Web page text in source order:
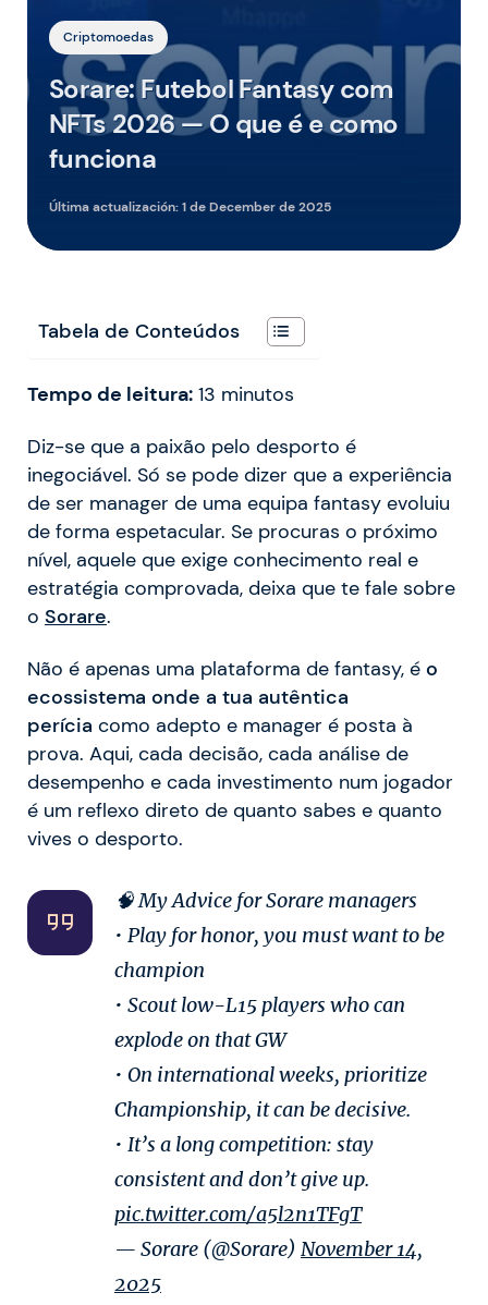
Criptomoedas
Sorare: Futebol Fantasy com
NFTs 2026 — O que é e como
funciona
Última actualización:1 de December de 2025
Tabela de Conteúdos
Tempo de leitura: 13 minutos
Diz-se que a paixão pelo desporto é
inegociável. Só se pode dizer que a experiência
de ser manager de uma equipa fantasy evoluiu
de forma espetacular. Se procuras o próximo
nível, aquele que exige conhecimento real e
estratégia comprovada, deixa que te fale sobre
o Sorare.
Não é apenas uma plataforma de fantasy, é o
ecossistema onde a tua autêntica
perícia como adepto e manager é posta à
prova. Aqui, cada decisão, cada análise de
desempenho e cada investimento num jogador
é um reflexo direto de quanto sabes e quanto
vives o desporto.
🧠 My Advice for Sorare managers
• Play for honor, you must want to be
champion
• Scout low-L15 players who can
explode on that GW
• On international weeks, prioritize
Championship, it can be decisive.
• It’s a long competition: stay
consistent and don’t give up.
pic.twitter.com/a5l2n1TFgT
— Sorare (@Sorare) November 14,
2025